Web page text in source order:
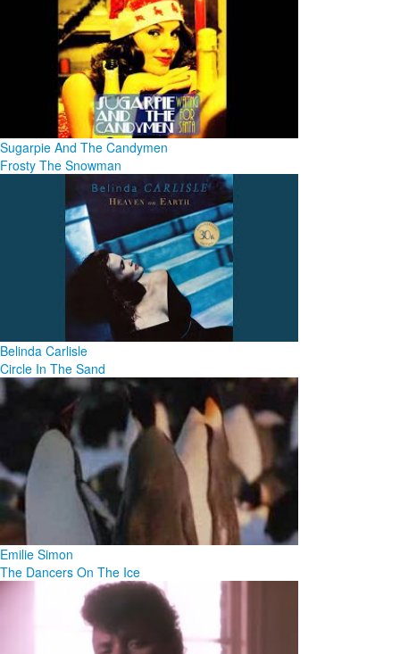
Sugarpie And The Candymen
Frosty The Snowman
Belinda Carlisle
Circle In The Sand
Emilie Simon
The Dancers On The Ice